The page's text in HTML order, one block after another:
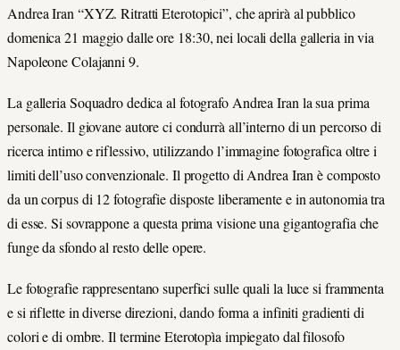
Andrea Iran “XYZ. Ritratti Eterotopici”, che aprirà al pubblico
domenica 21 maggio dalle ore 18:30, nei locali della galleria in via
Napoleone Colajanni 9.
La galleria Soquadro dedica al fotografo Andrea Iran la sua prima
personale. Il giovane autore ci condurrà all’interno di un percorso di
ricerca intimo e riflessivo, utilizzando l’immagine fotografica oltre i
limiti dell’uso convenzionale. Il progetto di Andrea Iran è composto
da un corpus di 12 fotografie disposte liberamente e in autonomia tra
di esse. Si sovrappone a questa prima visione una gigantografia che
funge da sfondo al resto delle opere.
Le fotografie rappresentano superfici sulle quali la luce si frammenta
e si riflette in diverse direzioni, dando forma a infiniti gradienti di
colori e di ombre. Il termine Eterotopìa impiegato dal filosofo